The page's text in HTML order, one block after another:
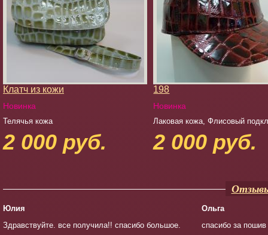
Клатч из кожи
Новинка
Телячья кожа
2 000 руб.
198
Новинка
Лаковая кожа, Флисовый
2 000 руб.
Юлия
Здравствуйте. все получила!! спасибо большое.
Ольга
спасибо за